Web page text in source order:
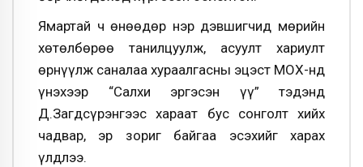
Ямартай ч өнөөдөр нэр дэвшигчид мөрийн
хөтөлбөрөө танилцуулж, асуулт хариулт
өрнүүлж саналаа хураалгасны эцэст МҮОХ-нд
үнэхээр “Салхи эргэсэн үү” тэдэнд
Д.Загдсүрэнгээс хараат бус сонголт хийх
чадвар, эр зориг байгаа эсэхийг харах
үлдлээ.